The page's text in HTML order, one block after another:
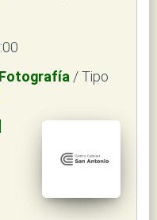
Fotografía / Tipo